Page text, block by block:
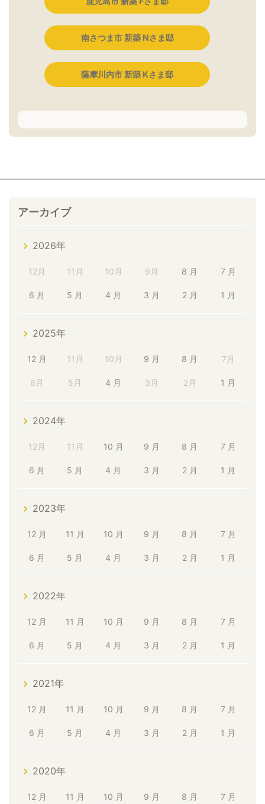
南さつま市 新築 Nさま邸
薩摩川内市 新築 Kさま邸
アーカイブ
2026年
12月 11月 10月 9月 8 月 7 月
6 月 5 月 4 月 3 月 2 月 1 月
2025年
12 月 11月 10月 9 月 8 月 7月
6月 5月 4 月 3月 2月 1 月
2024年
12月 11月 10 月 9 月 8 月 7 月
6 月 5 月 4 月 3 月 2 月 1 月
2023年
12 月 11 月 10 月 9 月 8 月 7 月
6 月 5 月 4 月 3 月 2 月 1 月
2022年
12 月 11 月 10 月 9 月 8 月 7 月
6 月 5 月 4 月 3 月 2 月 1 月
2021年
12 月 11 月 10 月 9 月 8 月 7 月
6 月 5 月 4 月 3 月 2 月 1 月
2020年
12 月 11 月 10 月 9 月 8 月 7 月